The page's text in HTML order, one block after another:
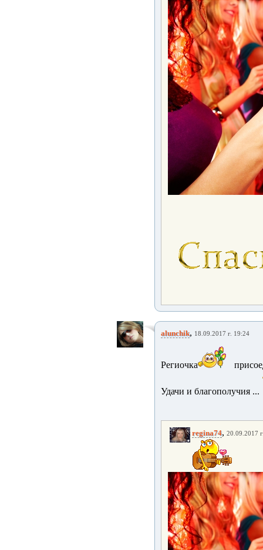
alunchik, 18.09.2017 г. 19:24
Региочка
Удачи и благополучия ...
regina74, 20.09.2017